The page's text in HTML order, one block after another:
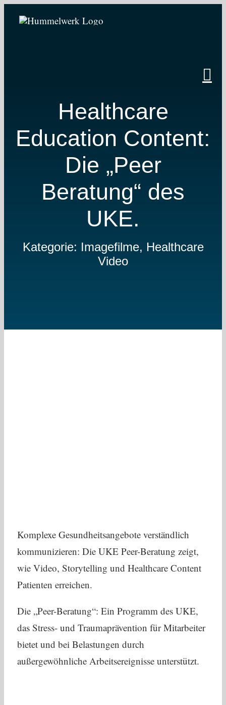
Healthcare
Education Content:
Die „Peer
Beratung“ des
UKE.
Kategorie: Imagefilme, Healthcare
Video
Komplexe Gesundheitsangebote verständlich
kommunizieren: Die UKE Peer-Beratung zeigt,
wie Video, Storytelling und Healthcare Content
Patienten erreichen.
Die „Peer-Beratung“: Ein Programm des UKE,
das Stress- und Traumaprävention für Mitarbeiter
bietet und bei Belastungen durch
außergewöhnliche Arbeitsereignisse unterstützt.